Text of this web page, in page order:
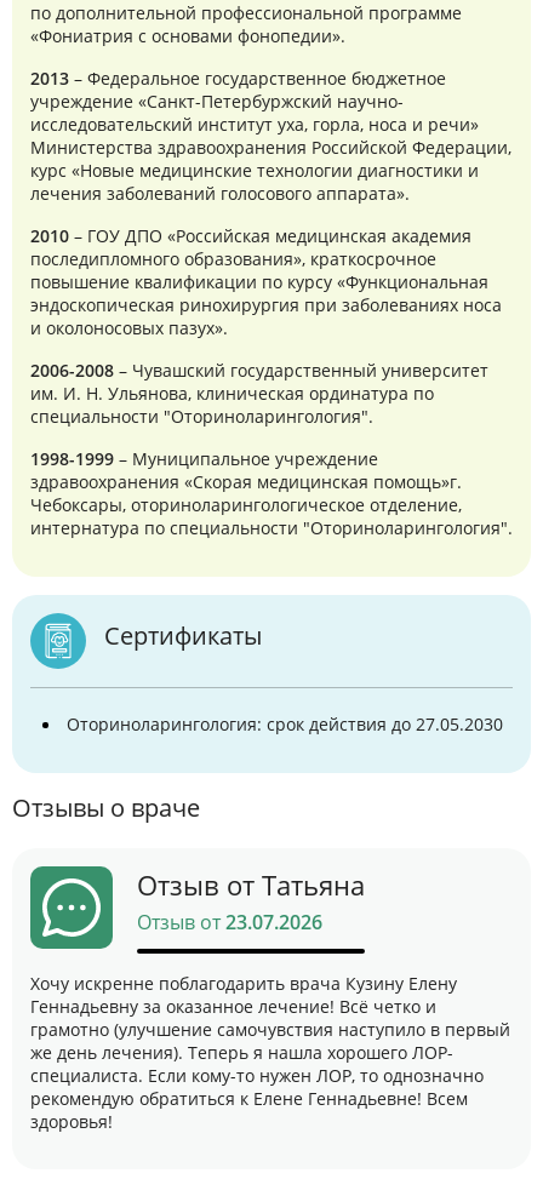
по дополнительной профессиональной программе
«Фониатрия с основами фонопедии».
2013 – Федеральное государственное бюджетное
учреждение «Санкт-Петербуржский научно-
исследовательский институт уха, горла, носа и речи»
Министерства здравоохранения Российской Федерации,
курс «Новые медицинские технологии диагностики и
лечения заболеваний голосового аппарата».
2010 – ГОУ ДПО «Российская медицинская академия
последипломного образования», краткосрочное
повышение квалификации по курсу «Функциональная
эндоскопическая ринохирургия при заболеваниях носа
и околоносовых пазух».
2006-2008 – Чувашский государственный университет
им. И. Н. Ульянова, клиническая ординатура по
специальности "Оториноларингология".
1998-1999 – Муниципальное учреждение
здравоохранения «Скорая медицинская помощь»г.
Чебоксары, оториноларингологическое отделение,
интернатура по специальности "Оториноларингология".
Сертификаты
Оториноларингология: срок действия до 27.05.2030
Отзывы о враче
Отзыв от Татьяна
Отзыв от23.07.2026
Хочу искренне поблагодарить врача Кузину Елену
Геннадьевну за оказанное лечение! Всё четко и
грамотно (улучшение самочувствия наступило в первый
же день лечения). Теперь я нашла хорошего ЛОР-
специалиста. Если кому-то нужен ЛОР, то однозначно
рекомендую обратиться к Елене Геннадьевне! Всем
здоровья!